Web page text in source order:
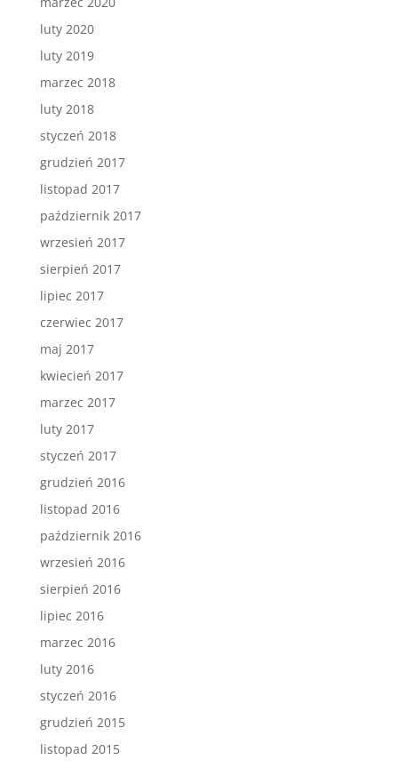
luty 2020
luty 2019
marzec 2018
luty 2018
styczeń 2018
grudzień 2017
listopad 2017
październik 2017
wrzesień 2017
sierpień 2017
lipiec 2017
czerwiec 2017
maj 2017
kwiecień 2017
marzec 2017
luty 2017
styczeń 2017
grudzień 2016
listopad 2016
październik 2016
wrzesień 2016
sierpień 2016
lipiec 2016
marzec 2016
luty 2016
styczeń 2016
grudzień 2015
listopad 2015